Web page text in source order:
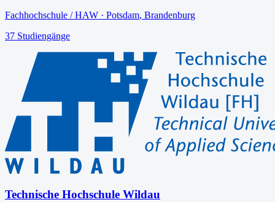
Fachhochschule / HAW · Potsdam, Brandenburg
37 Studiengänge
Technische Hochschule Wildau